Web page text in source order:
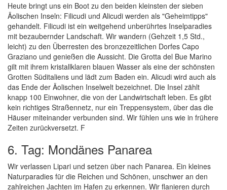
Heute bringt uns ein Boot zu den beiden kleinsten der sieben
Äolischen Inseln: Filicudi und Alicudi werden als "Geheimtipps"
gehandelt. Filicudi ist ein weitgehend unberührtes Inselparadies
mit bezaubernder Landschaft. Wir wandern (Gehzeit 1,5 Std.,
leicht) zu den Überresten des bronzezeitlichen Dorfes Capo
Graziano und genießen die Aussicht. Die Grotta del Bue Marino
gilt mit ihrem kristallklaren blauen Wasser als eine der schönsten
Grotten Süditaliens und lädt zum Baden ein. Alicudi wird auch als
das Ende der Äolischen Inselwelt bezeichnet. Die Insel zählt
knapp 100 Einwohner, die von der Landwirtschaft leben. Es gibt
kein richtiges Straßennetz, nur ein Treppensystem, über das die
Häuser miteinander verbunden sind. Wir fühlen uns wie in frühere
Zeiten zurückversetzt. F
6. Tag: Mondänes Panarea
Wir verlassen Lipari und setzen über nach Panarea. Ein kleines
Naturparadies für die Reichen und Schönen, unschwer an den
zahlreichen Jachten im Hafen zu erkennen. Wir flanieren durch